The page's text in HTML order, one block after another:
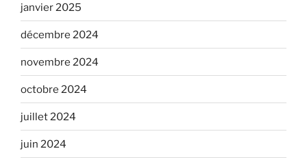
janvier 2025
décembre 2024
novembre 2024
octobre 2024
juillet 2024
juin 2024